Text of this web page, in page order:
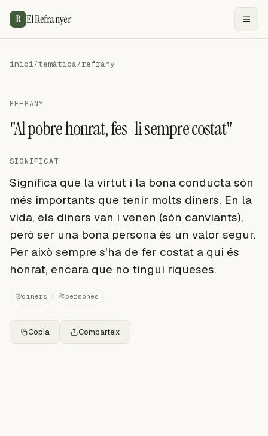
R El Refranyer
inici/temàtica/refrany
REFRANY
"Al pobre honrat, fes-li sempre costat"
SIGNIFICAT
Significa que la virtut i la bona conducta són
més importants que tenir molts diners. En la
vida, els diners van i venen (són canviants),
però ser una bona persona és un valor segur.
Per això sempre s'ha de fer costat a qui és
honrat, encara que no tingui riqueses.
diners persones
Copia Comparteix